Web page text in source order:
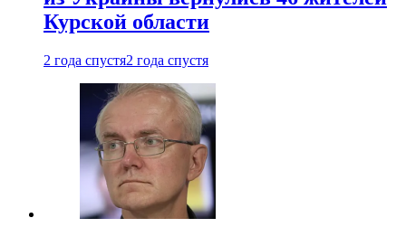
Курской области
2 года спустя2 года спустя